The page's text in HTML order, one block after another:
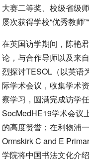
大赛二等奖、校级省级
屡次获得学校“优秀教师
在英国访学期间，陈艳
论，与合作导师以及来
烈探讨TESOL（以英语
际学术会议，收集学术
察学习，圆满完成访学
SocMedHE19学术会议
的高度赞誉；在利物浦
Ormskirk C and E
学院将中国书法文化介